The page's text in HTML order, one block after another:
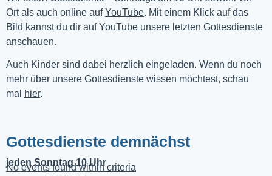
Ort als auch online auf YouTube. Mit einem Klick auf das
Bild kannst du dir auf YouTube unsere letzten Gottesdienste
anschauen.
Auch Kinder sind dabei herzlich eingeladen. Wenn du noch
mehr über unsere Gottesdienste wissen möchtest, schau
mal
hier.
Gottesdienste demnächst
jeden Sonntag 10 Uhr
No events found within criteria